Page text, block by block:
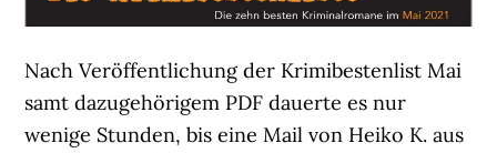
Nach Veröffentlichung der Krimibestenlist Mai
samt dazugehörigem PDF dauerte es nur
wenige Stunden, bis eine Mail von Heiko K. aus